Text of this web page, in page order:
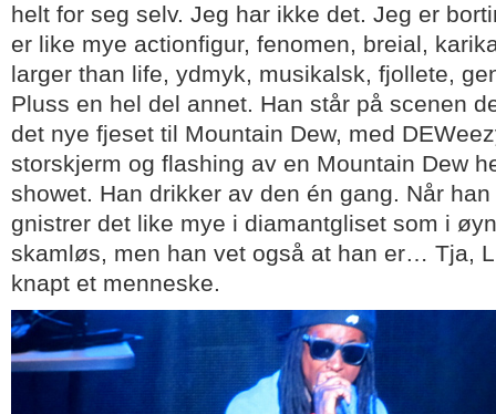
helt for seg selv. Jeg har ikke det. Jeg er
er like mye actionfigur, fenomen, breial,
larger than life, ydmyk, musikalsk, fjollete,
Pluss en hel del annet. Han står på scenen
det nye fjeset til Mountain Dew, med
storskjerm og flashing av en Mountain Dew
showet. Han drikker av den én gang. Når
gnistrer det like mye i diamantgliset som i
skamløs, men han vet også at han er… Tja,
knapt et menneske.